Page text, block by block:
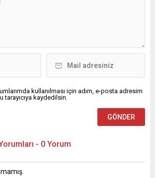
kullanılması için adım, e-posta adresim
tarayıcıya kaydedilsin.
- 0 Yorum